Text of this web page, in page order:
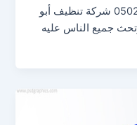
شركة تنظيف أبو ظبي 0502025177 شركة تنظيف أبو
جميع الناس عليه